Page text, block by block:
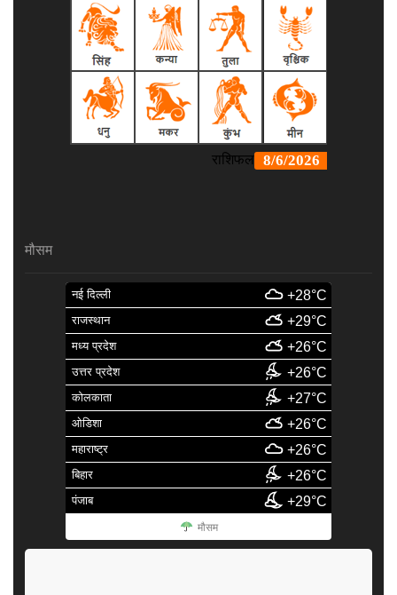
मौसम
नई दिल्ली +28°C
राजस्थान +29°C
मध्य प्रदेश +26°C
उत्तर प्रदेश +26°C
कोलकाता +27°C
ओडिशा +26°C
महाराष्ट्र +26°C
बिहार +26°C
पंजाब +29°C
मौसम